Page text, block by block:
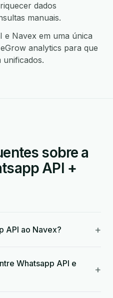
dados
manuais.
e Navex em uma única
analytics para que
sobre a
API +
API ao Navex? +
Whatsapp API e
+